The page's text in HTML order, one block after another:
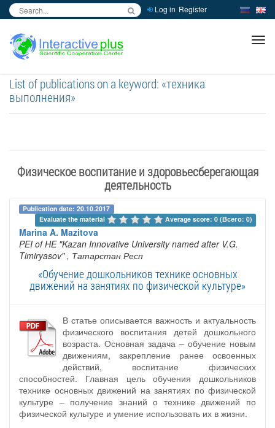
Log in Register
List of publications on a keyword: «техника
выполнения»
Физическое воспитание и здоровьесберегающая
деятельность
Publication date: 20.10.2017
Evaluate the material
Average score: 0 (Всего: 0)
Marina A. Mazitova
PEI of HE "Kazan Innovative University named after V.G.
Timiryasov" , Татарстан Респ
«Обучение дошкольников технике основных
движений на занятиях по физической культуре»
В статье описывается важность и актуальность
физического воспитания детей дошкольного
возраста. Основная задача – обучение новым
движениям, закрепление ранее освоенных
действий, воспитание физических
способностей. Главная цель обучения дошкольников
технике основных движений на занятиях по физической
культуре – получение знаний о технике движений по
физической культуре и умение использовать их в жизни.